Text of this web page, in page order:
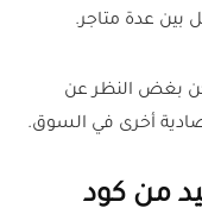
بين عدة متاجر.
بغض النظر عن
أخرى في السوق.
من كود